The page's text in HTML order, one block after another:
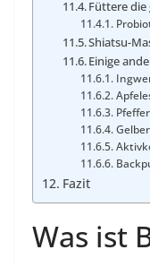
Füttere die
Shiatsu-
Einige
Fazit
Was ist